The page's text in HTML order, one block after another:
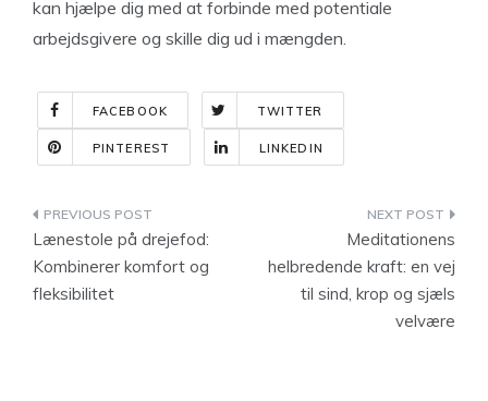
kan hjælpe dig med at forbinde med potentiale
arbejdsgivere og skille dig ud i mængden.
FACEBOOK TWITTER
PINTEREST LINKEDIN
Indlægsnavigation
Lænestole på drejefod:
Kombinerer komfort og
fleksibilitet
Meditationens
helbredende kraft: en vej
til sind, krop og sjæls
velvære